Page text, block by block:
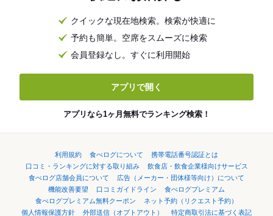
クイックな現在地検索。検索が快適に
予約も簡単。空席をスムーズに検索
会員登録なし。すぐに利用開始
アプリで開く
アプリなら1ヶ月無料でランキング検索！
利用規約 食べログについて
携帯電話番号認証とは
口コミ・ランキングに対する取り組み
飲食店・飲食企業様向けサービス
食べログ店舗会員について
広告（メーカー・団体様等向け）について
機能改善要望
口コミガイドライン
食べログプレミアム
食べログプレミアム無料クーポン
ネット予約（リクエスト予約）
個人情報保護方針
外部送信（オプトアウト） 特定商取引法に基づく表記